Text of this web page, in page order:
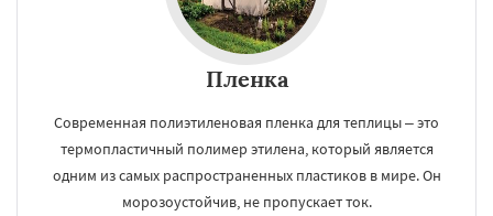
Пленка
Современная полиэтиленовая пленка для теплицы – это
термопластичный полимер этилена, который является
одним из самых распространенных пластиков в мире. Он
морозоустойчив, не пропускает ток.